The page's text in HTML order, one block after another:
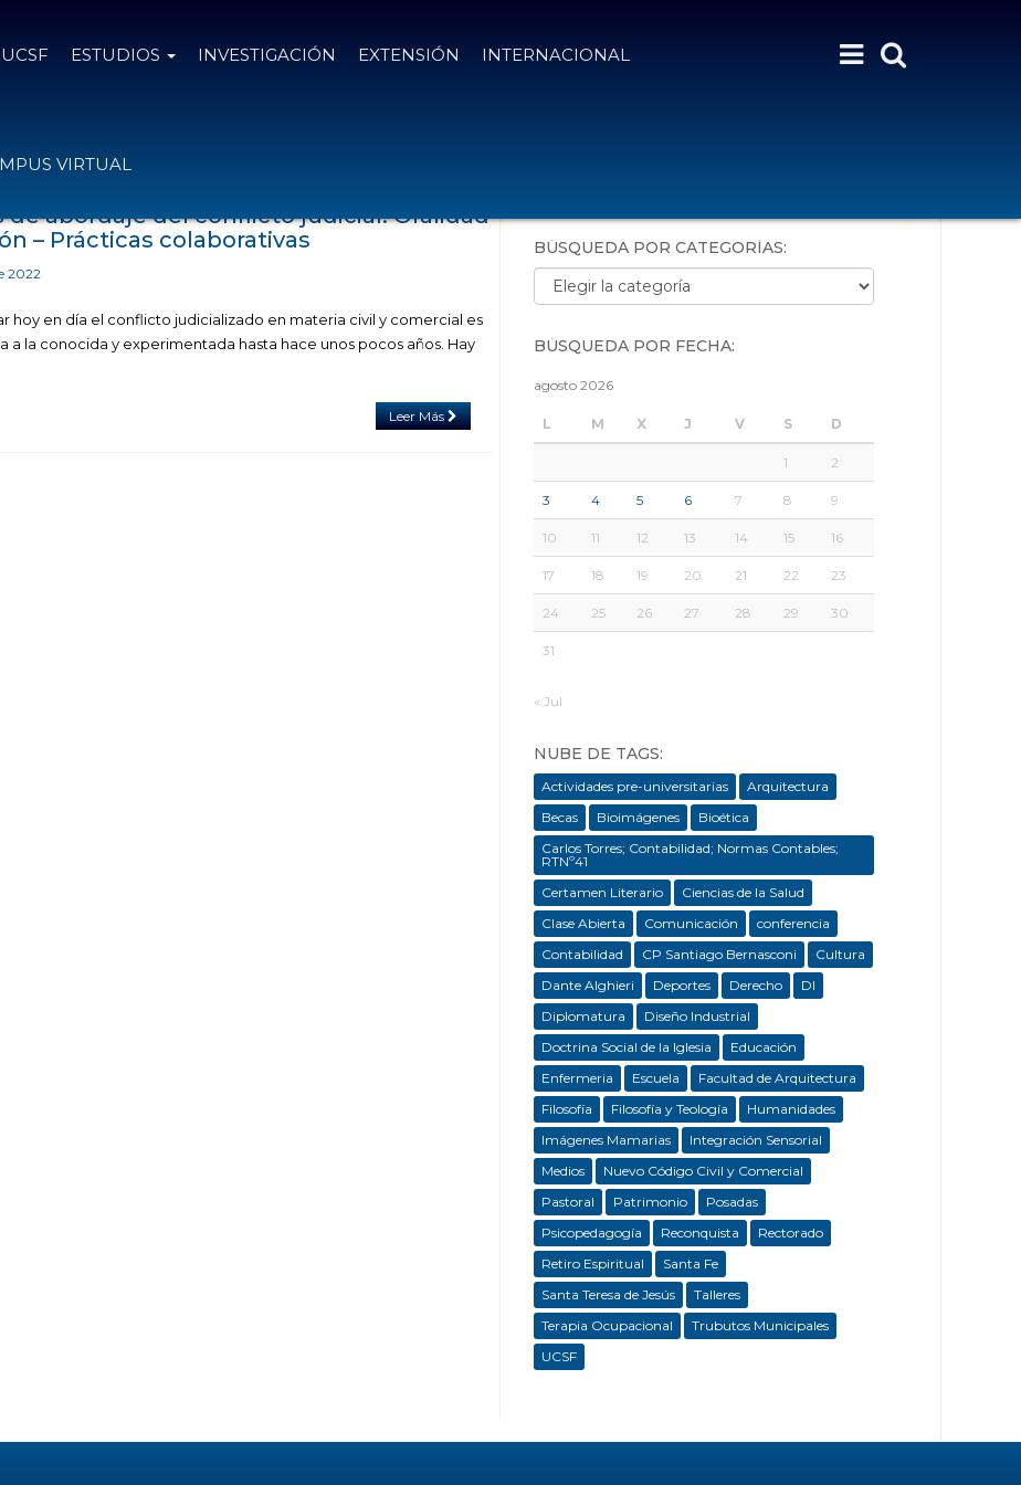
ESTUDIOS INVESTIGACIÓN EXTENSIÓN INTERNACIONAL
VIRTUAL
de abordaje del conflicto judicial: Oralidad
– Prácticas colaborativas
2022
hoy en día el conflicto judicializado en materia civil y comercial es
a la conocida y experimentada hasta hace unos pocos años. Hay
Leer Más
BÚSQUEDA POR CATEGORÍAS:
Búsqueda por categorías:
BÚSQUEDA POR FECHA:
agosto 2026
L M X J V S D
1 2
3 4 5 6 7 8 9
10 11 12 13 14 15 16
17 18 19 20 21 22 23
24 25 26 27 28 29 30
31
« Jul
NUBE DE TAGS:
Actividades pre-universitarias
Arquitectura
Becas
Bioimágenes
Bioética
Carlos Torres; Contabilidad; Normas Contables;
RTNº41
Certamen Literario
Ciencias de la Salud
Clase Abierta
Comunicación
conferencia
Contabilidad
CP Santiago Bernasconi
Cultura
Dante Alghieri
Deportes Derecho
DI
Diplomatura
Diseño Industrial
Doctrina Social de la Iglesia
Educación
Enfermeria
Escuela
Facultad de Arquitectura
Filosofía
Filosofía y Teología
Humanidades
Imágenes Mamarias
Integración Sensorial
Medios
Nuevo Código Civil y Comercial
Pastoral
Patrimonio
Posadas
Psicopedagogía
Reconquista
Rectorado
Retiro Espiritual
Santa Fe
Santa Teresa de Jesús
Talleres
Terapia Ocupacional
Trubutos Municipales
UCSF